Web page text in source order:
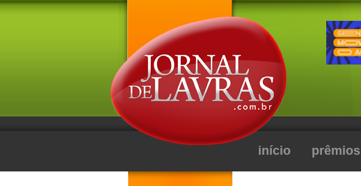
início prêmios